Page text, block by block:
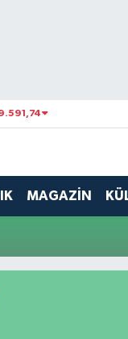
MAGAZİN